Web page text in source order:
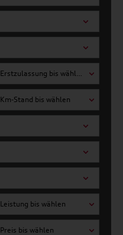
Erstzulassung bis wählen
Km-Stand bis wählen
Leistung bis wählen
Preis bis wählen